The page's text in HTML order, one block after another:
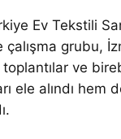
Ev Tekstili
çalışma grubu,
toplantılar ve
ele alındı hem